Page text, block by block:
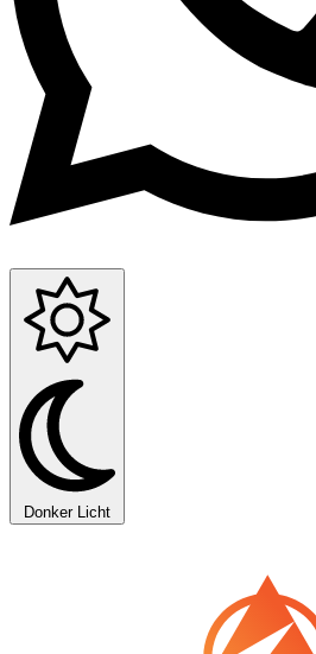
Donker Licht